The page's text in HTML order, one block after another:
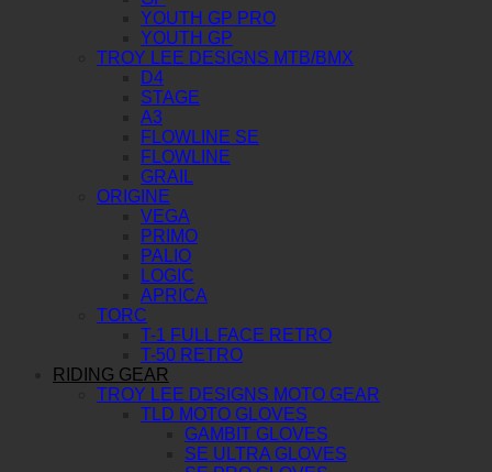
YOUTH GP PRO
YOUTH GP
TROY LEE DESIGNS MTB/BMX
D4
STAGE
A3
FLOWLINE SE
FLOWLINE
GRAIL
ORIGINE
VEGA
PRIMO
PALIO
LOGIC
APRICA
TORC
T-1 FULL FACE RETRO
T-50 RETRO
RIDING GEAR
TROY LEE DESIGNS MOTO GEAR
TLD MOTO GLOVES
GAMBIT GLOVES
SE ULTRA GLOVES